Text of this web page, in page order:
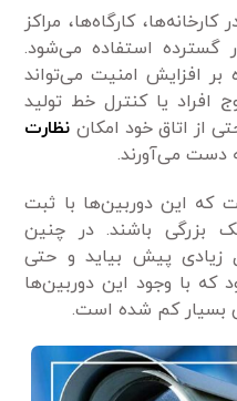
کارخانه‌ها، کارگاه‌ها، مراکز
گسترده استفاده می‌شود.
بر افزایش امنیت می‌تواند
افراد یا کنترل خط تولید
از اتاق خود امکان نظارت
دست می‌آورند.
این دوربین‌ها با ثبت
بزرگی باشند. در چنین
پیش بیاید و حتی
که با وجود این دوربین‌ها
بسیار کم شده است.